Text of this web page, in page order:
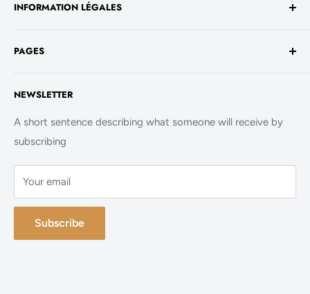
1930 Luxembourg
+352 661 949 582
INFORMATION LÉGALES
Mentions légales
Politique de cookies
PAGES
La Boutique
FAQ
Contact
NEWSLETTER
A short sentence describing what someone will receive by
subscribing
Your email
Subscribe